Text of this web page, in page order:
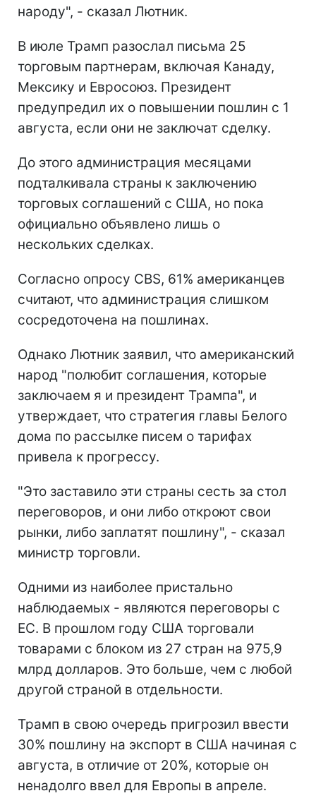
народу", - сказал Лютник.
В июле Трамп разослал письма 25
торговым партнерам, включая Канаду,
Мексику и Евросоюз. Президент
предупредил их о повышении пошлин с 1
августа, если они не заключат сделку.
До этого администрация месяцами
подталкивала страны к заключению
торговых соглашений с США, но пока
официально объявлено лишь о
нескольких сделках.
Согласно опросу CBS, 61% американцев
считают, что администрация слишком
сосредоточена на пошлинах.
Однако Лютник заявил, что американский
народ "полюбит соглашения, которые
заключаем я и президент Трампа", и
утверждает, что стратегия главы Белого
дома по рассылке писем о тарифах
привела к прогрессу.
"Это заставило эти страны сесть за стол
переговоров, и они либо откроют свои
рынки, либо заплатят пошлину", - сказал
министр торговли.
Одними из наиболее пристально
наблюдаемых - являются переговоры с
ЕС. В прошлом году США торговали
товарами с блоком из 27 стран на 975,9
млрд долларов. Это больше, чем с любой
другой страной в отдельности.
Трамп в свою очередь пригрозил ввести
30% пошлину на экспорт в США начиная с
августа, в отличие от 20%, которые он
ненадолго ввел для Европы в апреле.